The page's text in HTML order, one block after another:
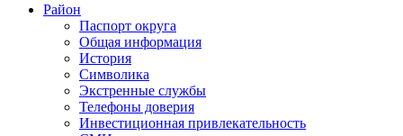
Район
Паспорт округа
Общая информация
История
Символика
Экстренные службы
Телефоны доверия
Инвестиционная привлекательность